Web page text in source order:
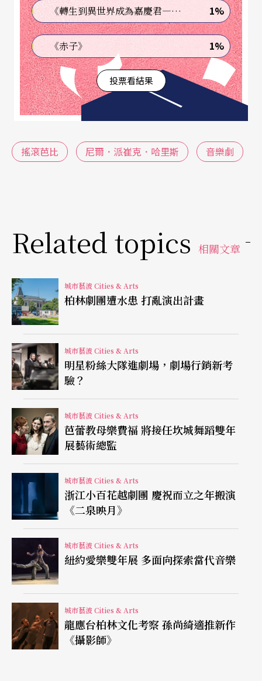
baby”，一步步從小演員、外百老匯爬起來，身經
百戰，舞台劇音樂劇都能演，讓他真正揚名立萬於
紐約劇場外的，是二○○一年的《金牌製作人》Th
e Producers 。二○一○年以《阿達一族》The Add
ams Family證明他有招客上門的票房魅力。
明星，但出生於澳洲的他其實是英系表演系統的產
哈里斯就不太一樣，他真正是靠攝影機起家的，十
五歲就以電視劇“Doogie Howser, M.D. ”裡的天才
小醫師成名。如同許多童星一樣，他在成名戲結束
後也面臨一段徬徨期，直到二○○四年以一部小成
本的電影《豬頭漢堡包》
ite Castle
東山再起，隔年接演電視劇“How I Met Y
our Mother”，成為他第二個重要角色。
他雖然消沉，倒並沒有去叛逆做壞事，反在一九九
七年接演音樂劇《吉屋出租》Rent在洛杉磯當地的
演出。他後來歸功這個經驗給他人生很大的一個啟
發，首先是他發現自己很喜歡現場演出，幾年後就
來到百老匯演出《酒店》Cabaret和 Assassins，二
○○九年接連擔任東尼獎和艾美獎的主持人，都頗
獲好評，也都被重邀，其中東尼獎更主持了四次，
去年的典禮開場，他又唱又跳又變魔術又演馬戲，
十分鐘內展現當年百老匯精華，是公認近年來最精
采的東尼獎頒獎典禮段落。
出櫃同志打破影視圈禁忌
《轉生到異世界成為嘉慶君—發現我的祖先是詐騙集團!?》 1%
《赤子》 1%
投票看結果
搖滾芭比 尼爾．派崔克．哈里斯 音樂劇
Related topics 相關文章
城市藝波 Cities & Arts
柏林劇團遭水患 打亂演出計畫
城市藝波 Cities & Arts
明星粉絲大隊進劇場，劇場行銷新考
驗？
城市藝波 Cities & Arts
芭蕾教母樂費福 將接任坎城舞蹈雙年
展藝術總監
城市藝波 Cities & Arts
浙江小百花越劇團 慶祝而立之年搬演
《二泉映月》
城市藝波 Cities & Arts
紐約愛樂雙年展 多面向探索當代音樂
城市藝波 Cities & Arts
龍應台柏林文化考察 孫尚綺適推新作
《攝影師》